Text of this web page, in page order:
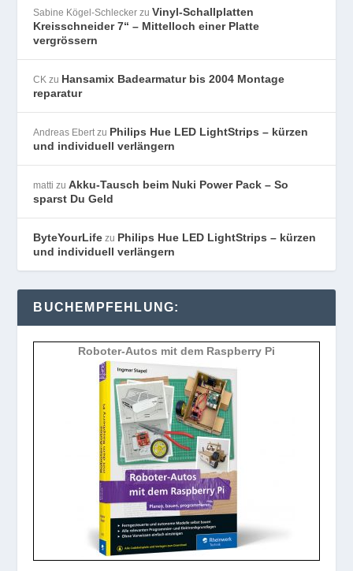
Sabine Kögel-Schlecker zuVinyl-Schallplatten
Kreisschneider 7“ – Mittelloch einer Platte
vergrössern
CK zu Hansamix Badearmatur bis 2004 Montage
reparatur
Andreas Ebert zu Philips Hue LED LightStrips – kürzen
und individuell verlängern
matti zuAkku-Tausch beim Nuki Power Pack – So
sparst Du Geld
ByteYourLife zu Philips Hue LED LightStrips – kürzen
und individuell verlängern
BUCHEMPFEHLUNG:
Roboter-Autos mit dem Raspberry Pi